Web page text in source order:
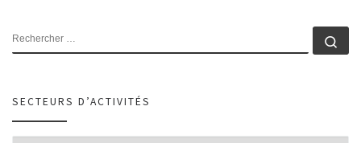
SECTEURS D’ACTIVITÉS